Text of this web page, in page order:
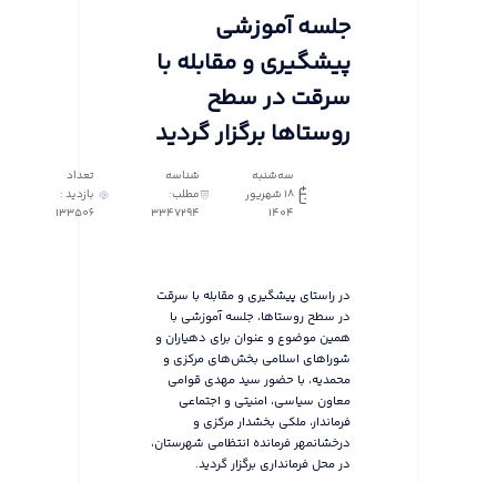
جلسه آموزشی
پیشگیری و مقابله با
سرقت در سطح
روستاها برگزار گردید
سه‌شنبه
18 شهریور
1404
شناسه
مطلب:
3347294
تعداد
بازدید :
133506
در راستای پیشگیری و مقابله با سرقت
در سطح روستاها، جلسه آموزشی با
همین موضوع و عنوان برای دهیاران و
شوراهای اسلامی بخش‌های مرکزی و
محمدیه، با حضور سید مهدی قوامی
معاون سیاسی، امنیتی و اجتماعی
فرماندار، ملکی بخشدار مرکزی و
درخشانمهر فرمانده انتظامی شهرستان،
در محل فرمانداری برگزار گردید.